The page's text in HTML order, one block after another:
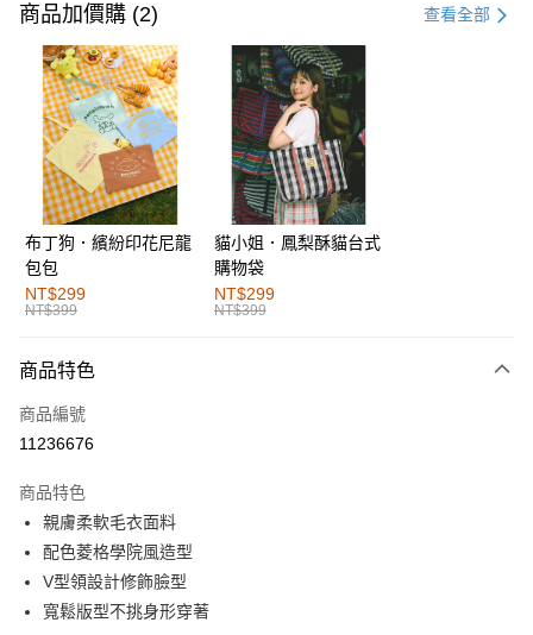
信用卡一次付款
購物金
超商取貨付款
LINE Pay
街口支付
運送方式
全家取貨付款
每筆NT$60，滿NT$1,000(含以上)免運費
付款後全家取貨
萊爾富取貨付款
付款後萊爾富取貨
每筆NT$60，滿NT$1,000(含以上)免運費
7-11取貨付款
每筆NT$60，滿NT$1,000(含以上)免運費
商品加價購 (2) 查看全部
布丁狗．繽紛印花尼龍
包包
NT$299
NT$399
貓小姐．鳳梨酥貓台式
購物袋
NT$299
NT$399
商品特色
商品編號
11236676
商品特色
親膚柔軟毛衣面料
配色菱格學院風造型
V型領設計修飾臉型
寬鬆版型不挑身形穿著